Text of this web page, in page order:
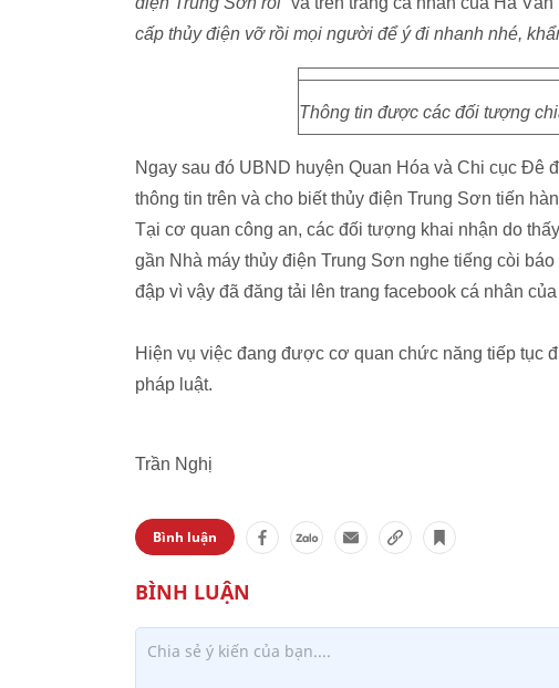
cấp thủy điện vỡ rồi mọi người để ý đi nhanh nhé,
Thông tin được các đối tượng
Ngay sau đó UBND huyện Quan Hóa và Chi cục Đê
thông tin trên và cho biết thủy điện Trung Sơn tiến
Tại cơ quan công an, các đối tượng khai nhận do
gần Nhà máy thủy điện Trung Sơn nghe tiếng còi
đập vì vậy đã đăng tải lên trang facebook cá nhân
Hiện vụ việc đang được cơ quan chức năng tiếp tục
pháp luật.
Trần Nghị
Bình luận